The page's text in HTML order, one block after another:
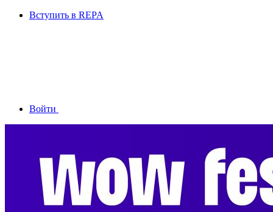
Вступить в REPA
Войти